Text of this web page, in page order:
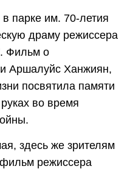
парке им. 70-летия
драму режиссера
Фильм о
Аршалуйс Ханжиян,
посвятила памяти
во время
здесь же зрителям
режиссера